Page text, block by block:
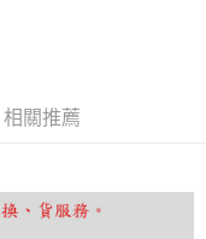
結帳。
相關推薦